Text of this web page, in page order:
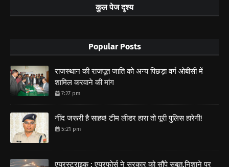
कुल पेज दृश्य
Popular Posts
राजस्थान की राजपूत जाति को अन्य पिछड़ा वर्ग ओबीसी में
शामिल करवाने की मांग
7:27 pm
नींद जरूरी है साहब! टीम लीडर हारा तो पूरी पुलिस हारेगी!
5:21 pm
एयरस्ट्राइक : एयरफोर्स ने सरकार को सौंपे सबूत,निशाने पर